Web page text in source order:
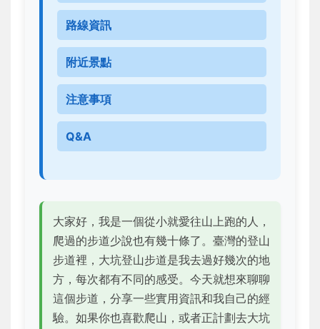
路線資訊
附近景點
注意事項
Q&A
大家好，我是一個從小就愛往山上跑的人，
爬過的步道少說也有幾十條了。臺灣的登山
步道裡，大坑登山步道是我去過好幾次的地
方，每次都有不同的感受。今天就想來聊聊
這個步道，分享一些實用資訊和我自己的經
驗。如果你也喜歡爬山，或者正計劃去大坑